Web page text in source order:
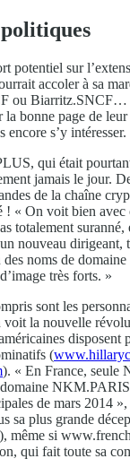
politiques
potentiel sur
accoler à sa
ou Biarritz.SNCF…
la bonne page de
encore s’y intéresser.
qui était
jamais le jour.
de la chaîne
! « On voit bien avec
totalement
nouveau dirigeant,
noms de domaine
très forts. »
sont les
voit la nouvelle
disposent
(
). « En France, seule
de mars 2014
sa plus grande
même si
qui fait toute sa